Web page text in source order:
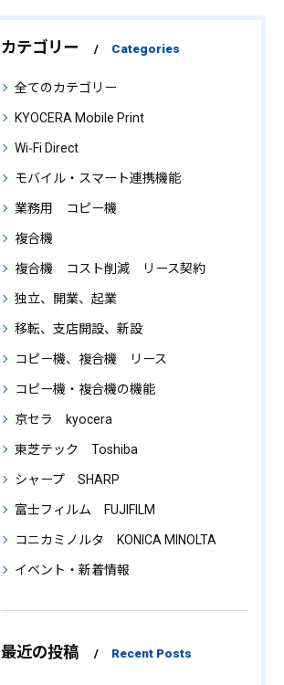
カテゴリー Categories
全てのカテゴリー
KYOCERA Mobile Print
Wi‑Fi Direct
モバイル・スマート連携機能
業務用 コピー機
複合機
複合機 コスト削減 リース契約
独立、開業、起業
移転、支店開設、新設
コピー機、複合機 リース
コピー機・複合機の機能
京セラ kyocera
東芝テック Toshiba
シャープ SHARP
富士フィルム FUJIFILM
コニカミノルタ KONICA MINOLTA
イベント・新着情報
最近の投稿 Recent Posts